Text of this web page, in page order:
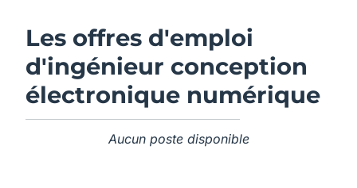
Les offres d'emploi
d'ingénieur conception
électronique numérique
Aucun poste disponible